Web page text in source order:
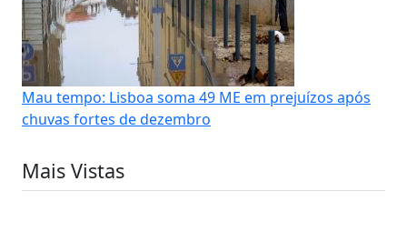
Mau tempo: Lisboa soma 49 ME em prejuízos após
chuvas fortes de dezembro
Mais Vistas